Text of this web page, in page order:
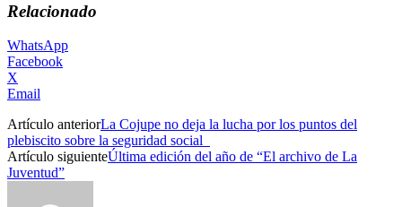
Relacionado
WhatsApp
Facebook
X
Email
Artículo anteriorLa Cojupe no deja la lucha por los puntos del
plebiscito sobre la seguridad social
Artículo siguienteÚltima edición del año de “El archivo de La
Juventud”